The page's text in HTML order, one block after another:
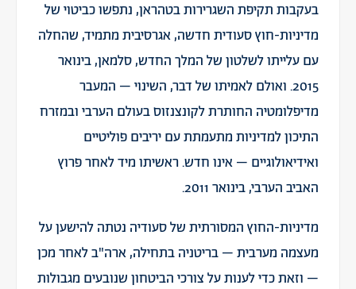
בעקבות תקיפת השגרירות בטהראן, נתפשו כביטוי של
מדיניות-חוץ סעודית חדשה, אגרסיבית מתמיד, שהחלה
עם עלייתו לשלטון של המלך החדש, סלמאן, בינואר
2015. ואולם לאמיתו של דבר, השינוי – המעבר
מדיפלומטיה החותרת לקונצנזוס בעולם הערבי ובמזרח
התיכון למדיניות מתעמתת עם יריבים פוליטיים
ואידיאולוגיים – אינו חדש. ראשיתו מיד לאחר פרוץ
האביב הערבי, בינואר 2011.
מדיניות-החוץ המסורתית של סעודיה נטתה להישען על
מעצמה מערבית – בריטניה בתחילה, ארה"ב לאחר מכן
– וזאת כדי לענות על צורכי הביטחון שנובעים מגבולות